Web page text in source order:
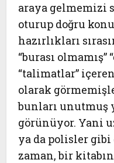
araya gelmemizi
oturup doğru
hazırlıkları
“burası
“talimatlar”
olarak
bunları unutmuş
görünüyor. Yani
ya da polisler
zaman, bir